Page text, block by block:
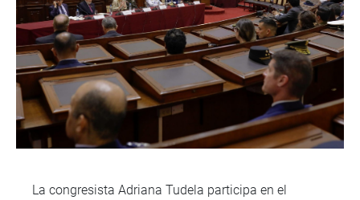
La congresista Adriana Tudela participa en el